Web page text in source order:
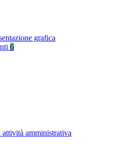
grafica
6
attività amministrativa